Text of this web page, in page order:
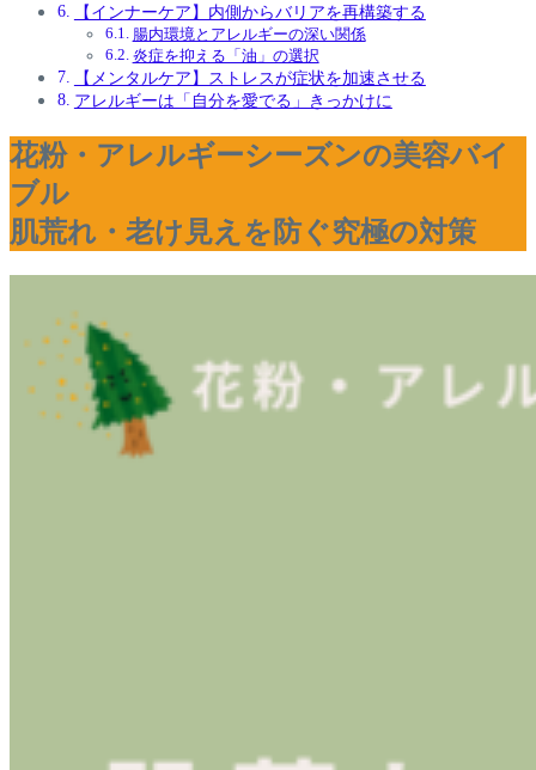
【インナーケア】内側からバリアを再構築する
腸内環境とアレルギーの深い関係
炎症を抑える「油」の選択
【メンタルケア】ストレスが症状を加速させる
アレルギーは「自分を愛でる」きっかけに
花粉・アレルギーシーズンの美容バイ
ブル
肌荒れ・老け見えを防ぐ究極の対策